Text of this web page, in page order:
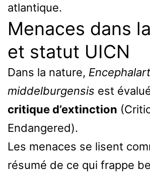
atlantique.
Menaces dans
et statut UICN
Dans la nature,
middelburgensis est
critique d’extinction
Endangered).
Les menaces se lisent
résumé de ce qui frappe